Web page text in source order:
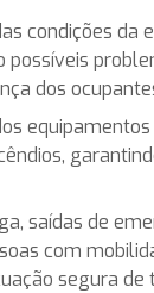
condições da
possíveis
dos
saídas de
com
segura de